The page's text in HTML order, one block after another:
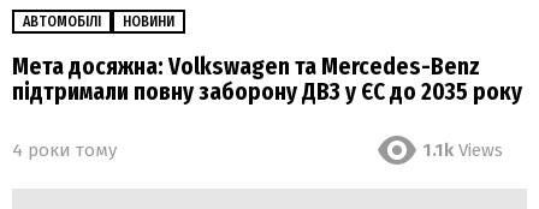
АВТОМОБІЛІ НОВИНИ
Мета досяжна: Volkswagen та Mercedes-Benz
підтримали повну заборону ДВЗ у ЄС до 2035 року
4 роки тому 1.1k Views